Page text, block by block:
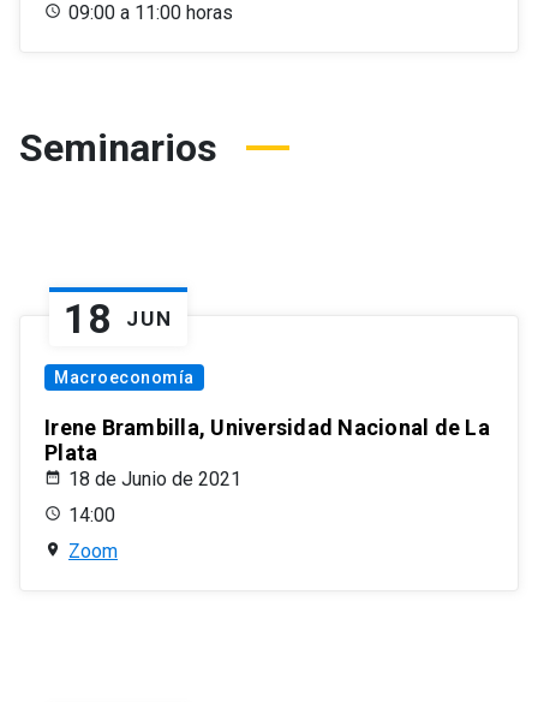
09:00 a 11:00 horas
Seminarios
18 JUN
Macroeconomía
Irene Brambilla, Universidad Nacional de La
Plata
18 de Junio de 2021
14:00
Zoom